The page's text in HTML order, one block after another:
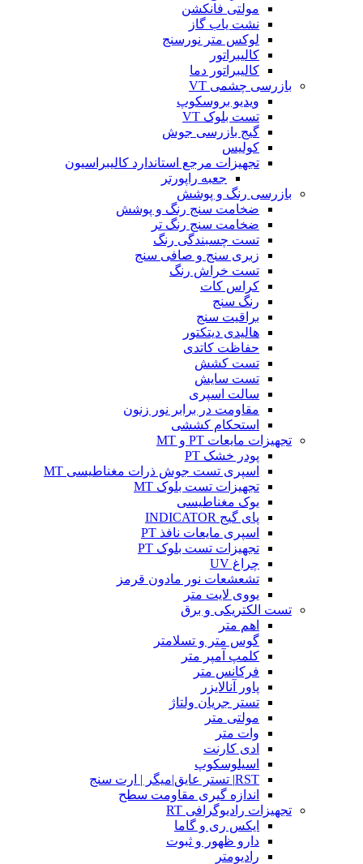
مولتی فانکشن
نشت یاب گاز
لوکس متر نورسنج
کالیبراتور
کالیبراتور دما
بازرسی چشمی VT
ویدیو بروسکوپ
تست بلوک VT
گیج بازرسی جوش
کولیس
تجهیزات مرجع استاندارد کالیبراسیون
جعبه راپورتر
بازرسی رنگ و پوشش
ضخامت سنج رنگ و پوشش
ضخامت سنج رنگ تر
تست چسبندگی رنگ
زبری سنج و صافی سنج
تست خراش رنگ
کراس کات
رنگ سنج
براقیت سنج
هالیدی دیتکتور
حفاظت کاتدی
تست کشش
تست سایش
سالت اسپری
مقاومت در برابر نور زنون
استحکام کششی
تجهیزات مایعات PT و MT
پودر خشک PT
اسپری تست جوش ذرات مغناطیسی MT
تجهیزات تست بلوک MT
یوک مغناطیسی
پای گیج INDICATOR
اسپری مایعات نافذ PT
تجهیزات تست بلوک PT
چراغ UV
تشعشعات نور مادون قرمز
یووی لایت متر
تست الکتریکی و برق
اهم متر
گوس متر و تسلامتر
کلمپ آمپر متر
فرکانس متر
پاور آنالایزر
تستر جریان ولتاژ
مولتی متر
وات متر
ادی کارنت
اسیلوسکوپ
RST| تستر عایق|میگر | ارت سنج
اندازه گیری مقاومت سطح
تجهیزات رادیوگرافی RT
ایکس ری و گاما
دارو ظهور و ثبوت
رادیومتر